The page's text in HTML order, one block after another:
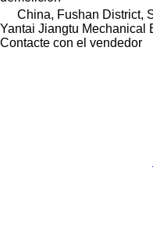
China, Fushan District,
Yantai Jiangtu Mechanical
Contacte con el vendedor